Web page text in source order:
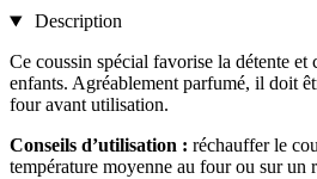
Description
Ce coussin spécial favorise la détente
enfants. Agréablement parfumé, il doit
four avant utilisation.
Conseils d’utilisation : réchauffer le
température moyenne au four ou sur un